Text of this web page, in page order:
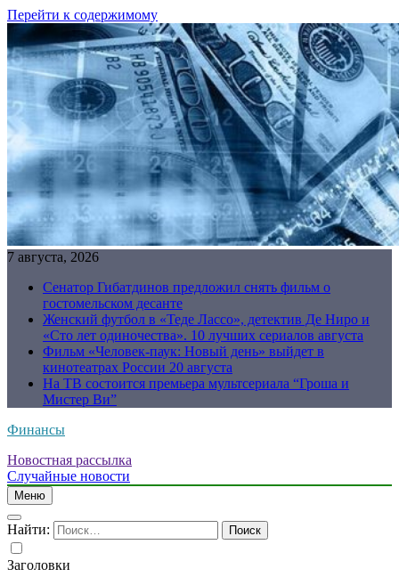
Перейти к содержимому
7 августа, 2026
Сенатор Гибатдинов предложил снять фильм о
гостомельском десанте
Женский футбол в «Теде Лассо», детектив Де Ниро и
«Сто лет одиночества». 10 лучших сериалов августа
Фильм «Человек-паук: Новый день» выйдет в
кинотеатрах России 20 августа
На ТВ состоится премьера мультсериала “Гроша и
Мистер Ви”
Финансы
Новостная рассылка
Случайные новости
Меню
Найти:
Заголовки